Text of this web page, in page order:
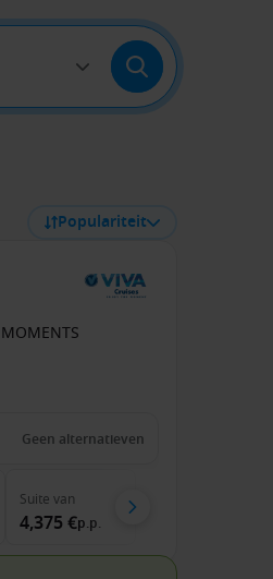
Populariteit
Geen alternatieven
Suite van
4,375 €p.p.